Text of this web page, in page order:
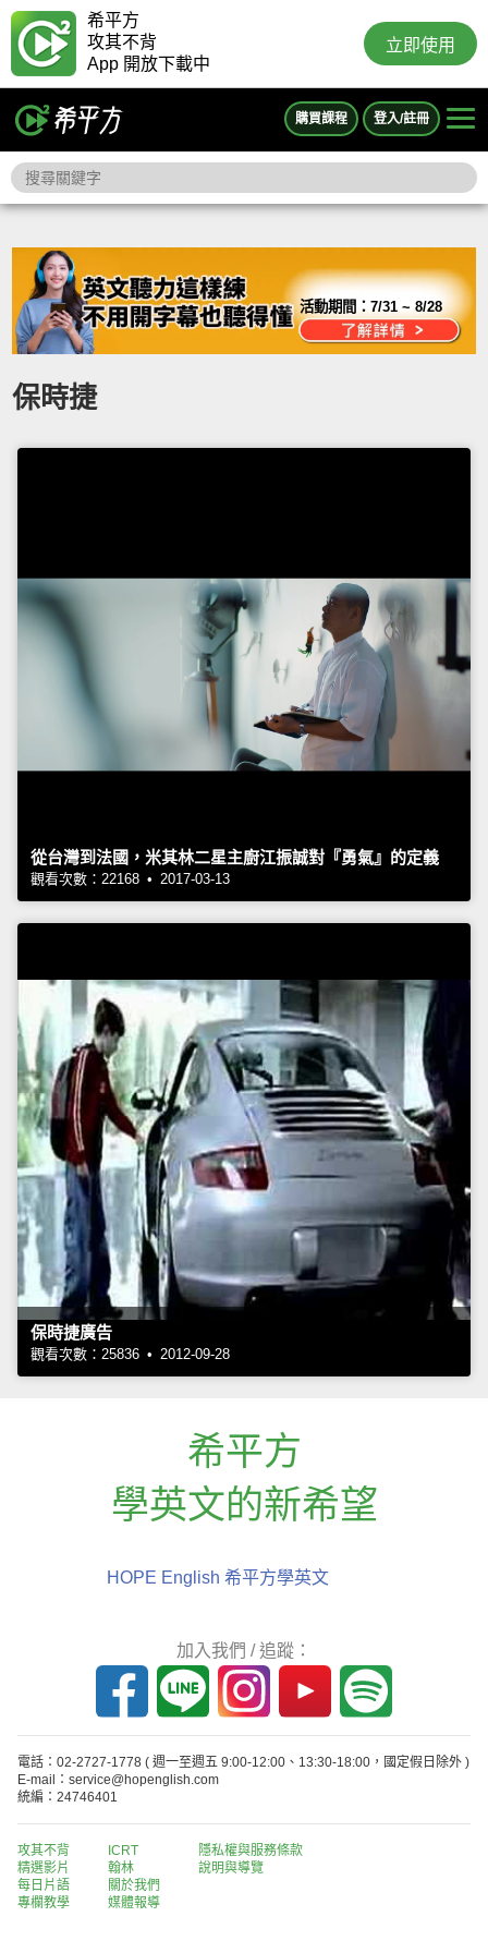
希平方
攻其不背
App 開放下載中
立即使用
購買課程 登入/註冊
活動期間：7/31 ~ 8/28
保時捷
從台灣到法國，米其林二星主廚江振誠對『勇氣』的定義
觀看次數：22168 • 2017-03-13
保時捷廣告
觀看次數：25836 • 2012-09-28
希平方
學英文的新希望
HOPE English 希平方學英文
加入我們 / 追蹤：
電話：02-2727-1778 ( 週一至週五 9:00-12:00、13:30-18:00，國定假日除外 )
E-mail：service@hopenglish.com
統編：24746401
攻其不背
精選影片
每日片語
專欄教學
ICRT
翰林
關於我們
媒體報導
隱私權與服務條款
說明與導覽